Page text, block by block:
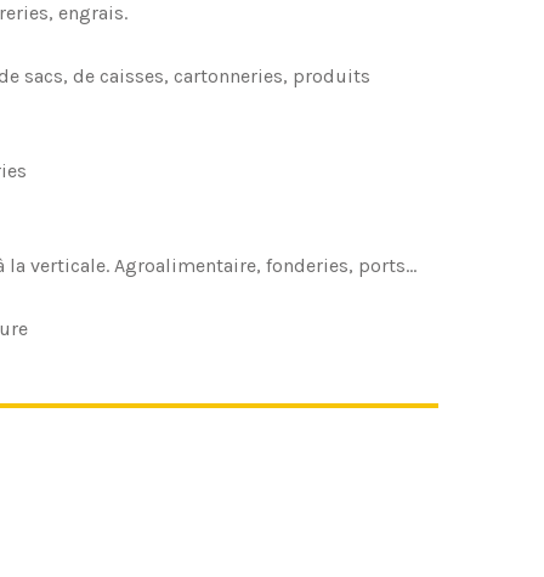
engrais.
sacs, de caisses, cartonneries, produits
la verticale. Agroalimentaire, fonderies, ports…